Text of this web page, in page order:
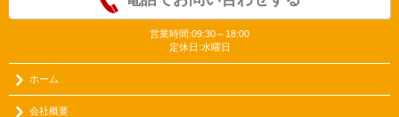
営業時間:09:30～18:00
定休日:水曜日
ホーム
会社概要